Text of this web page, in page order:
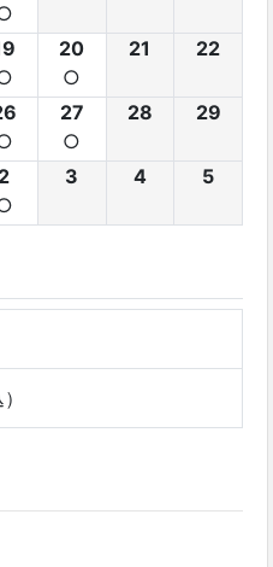
20
○
21 22
27
○
28 29
2
3 4 5